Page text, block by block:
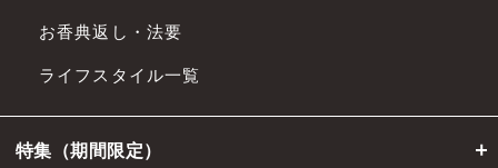
お香典返し・法要
ライフスタイル一覧
特集（期間限定）